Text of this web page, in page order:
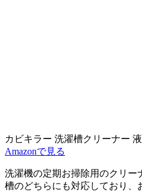
カビキラー 洗濯槽クリーナー
Amazonで見る
洗濯機の定期お掃除用のクリー
槽のどちらにも対応しており、